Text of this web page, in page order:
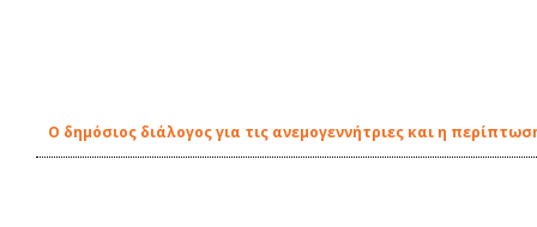
Ο δημόσιος διάλογος για τις ανεμογεννήτριες και η